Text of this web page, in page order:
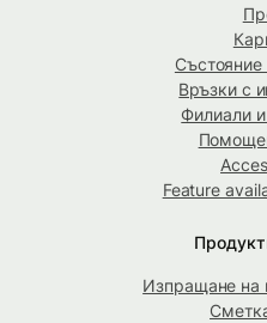
Състояние
Връзки с
Филиали
Feature
Изпращане на